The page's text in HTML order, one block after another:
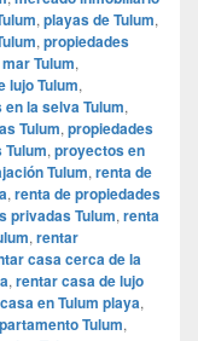
, playas de Tulum,
, propiedades
Tulum,
lujo Tulum,
la selva Tulum,
Tulum, propiedades
, proyectos en
Tulum, renta de
, renta de propiedades
privadas Tulum, renta
, rentar
casa cerca de la
, rentar casa de lujo
en Tulum playa,
Tulum,